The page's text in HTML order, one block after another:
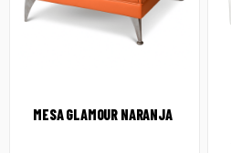
MESA GLAMOUR NARANJA